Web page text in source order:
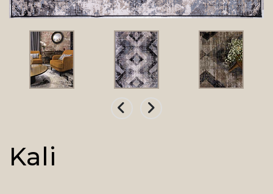
Kali